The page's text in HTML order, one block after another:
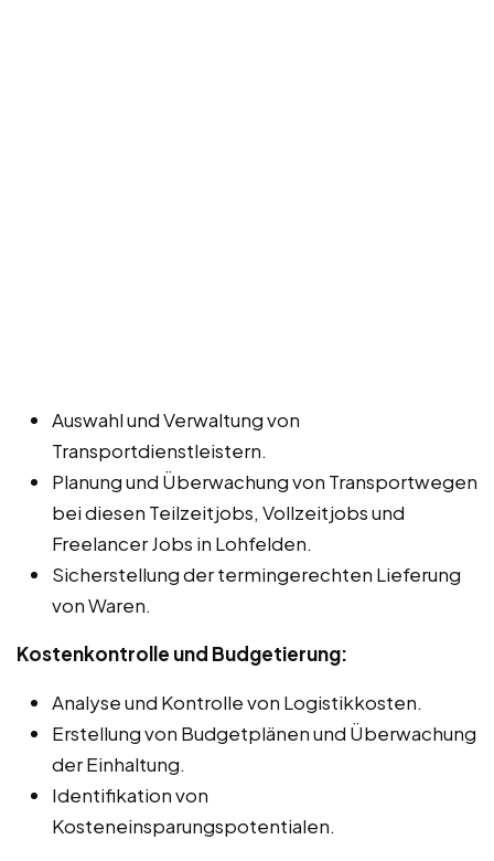
Auswahl und Verwaltung von
Transportdienstleistern.
Planung und Überwachung von Transportwegen
bei diesen Teilzeitjobs, Vollzeitjobs und
Freelancer Jobs in Lohfelden.
Sicherstellung der termingerechten Lieferung
von Waren.
Kostenkontrolle und Budgetierung:
Analyse und Kontrolle von Logistikkosten.
Erstellung von Budgetplänen und Überwachung
der Einhaltung.
Identifikation von
Kosteneinsparungspotentialen.